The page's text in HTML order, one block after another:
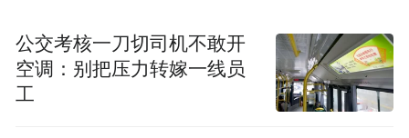
图为2023年莫迪与马斯克会面现场
公交考核一刀切司机不敢开
空调：别把压力转嫁一线员
工